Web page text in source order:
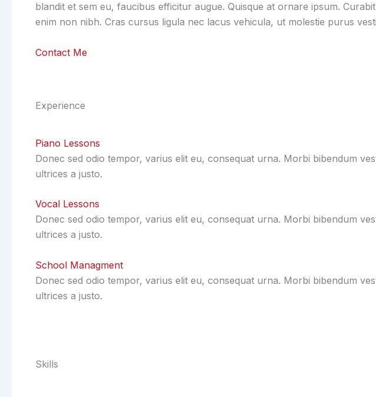
blandit et sem eu, faucibus efficitur augue. Quisque at ornare ipsum.
enim non nibh. Cras cursus ligula nec lacus vehicula, ut molestie purus
Contact Me
Experience
Piano Lessons
Donec sed odio tempor, varius elit eu, consequat urna. Morbi bibendum
ultrices a justo.
Vocal Lessons
Donec sed odio tempor, varius elit eu, consequat urna. Morbi bibendum
ultrices a justo.
School Managment
Donec sed odio tempor, varius elit eu, consequat urna. Morbi bibendum
ultrices a justo.
Skills